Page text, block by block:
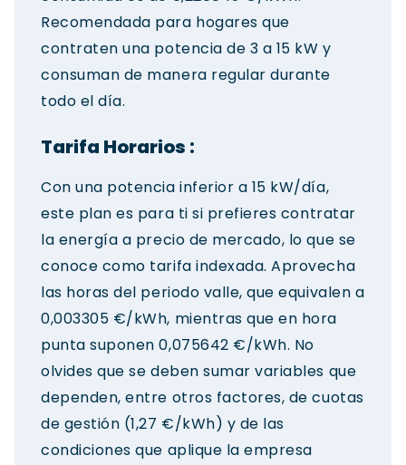
Recomendada para hogares que
contraten una potencia de 3 a 15 kW y
consuman de manera regular durante
todo el día.
Tarifa Horarios :
Con una potencia inferior a 15 kW/día,
este plan es para ti si prefieres contratar
la energía a precio de mercado, lo que se
conoce como tarifa indexada. Aprovecha
las horas del periodo valle, que equivalen a
0,003305 €/kWh, mientras que en hora
punta suponen 0,075642 €/kWh. No
olvides que se deben sumar variables que
dependen, entre otros factores, de cuotas
de gestión (1,27 €/kWh) y de las
condiciones que aplique la empresa